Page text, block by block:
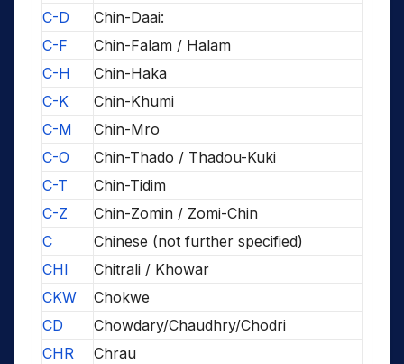
C-D
Chin-Daai:
C-F
Chin-Falam / Halam
C-H
Chin-Haka
C-K
Chin-Khumi
C-M
Chin-Mro
C-O
Chin-Thado / Thadou-Kuki
C-T
Chin-Tidim
C-Z
Chin-Zomin / Zomi-Chin
C
Chinese (not further specified)
CHI
Chitrali / Khowar
CKW
Chokwe
CD
Chowdary/Chaudhry/Chodri
CHR
Chrau